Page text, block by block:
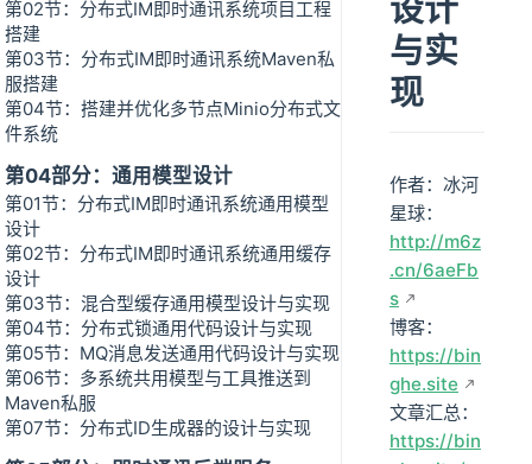
第02节：分布式IM即时通讯系统项目工程
搭建
第03节：分布式IM即时通讯系统Maven私
服搭建
第04节：搭建并优化多节点Minio分布式文
件系统
第04部分：通用模型设计
第01节：分布式IM即时通讯系统通用模型
设计
第02节：分布式IM即时通讯系统通用缓存
设计
第03节：混合型缓存通用模型设计与实现
第04节：分布式锁通用代码设计与实现
第05节：MQ消息发送通用代码设计与实现
第06节：多系统共用模型与工具推送到
Maven私服
第07节：分布式ID生成器的设计与实现
设计
与实
现
作者：冰河
星球：
http://m6z
.cn/6aeFb
s
博客：
https://bin
ghe.site
文章汇总：
https://bin